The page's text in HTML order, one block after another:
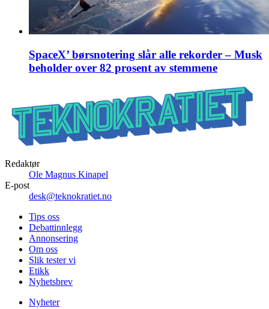
SpaceX’ børsnotering slår alle rekorder – Musk
beholder over 82 prosent av stemmene
Redaktør
Ole Magnus Kinapel
E-post
desk@teknokratiet.no
Tips oss
Debattinnlegg
Annonsering
Om oss
Slik tester vi
Etikk
Nyhetsbrev
Nyheter